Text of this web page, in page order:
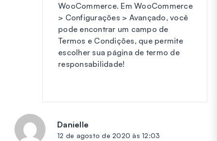
WooCommerce. Em WooCommerce
> Configurações > Avançado, você
pode encontrar um campo de
Termos e Condições, que permite
escolher sua página de termo de
responsabilidade!
Danielle
12 de agosto de 2020 às 12:03